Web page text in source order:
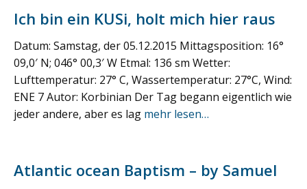
Ich bin ein KUSi, holt mich hier raus
Datum: Samstag, der 05.12.2015 Mittagsposition: 16°
09,0′ N; 046° 00,3′ W Etmal: 136 sm Wetter:
Lufttemperatur: 27° C, Wassertemperatur: 27°C, Wind:
ENE 7 Autor: Korbinian Der Tag begann eigentlich wie
jeder andere, aber es lag mehr lesen…
Atlantic ocean Baptism – by Samuel